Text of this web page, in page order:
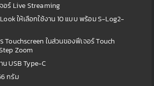
อร์ Live Streaming
ให้เลือกใช้งาน 10 แบบ พร้อม S-Log2-
Touchscreen ในส่วนของฟีเจอร์ Touch
Zoom
USB Type-C
กรัม